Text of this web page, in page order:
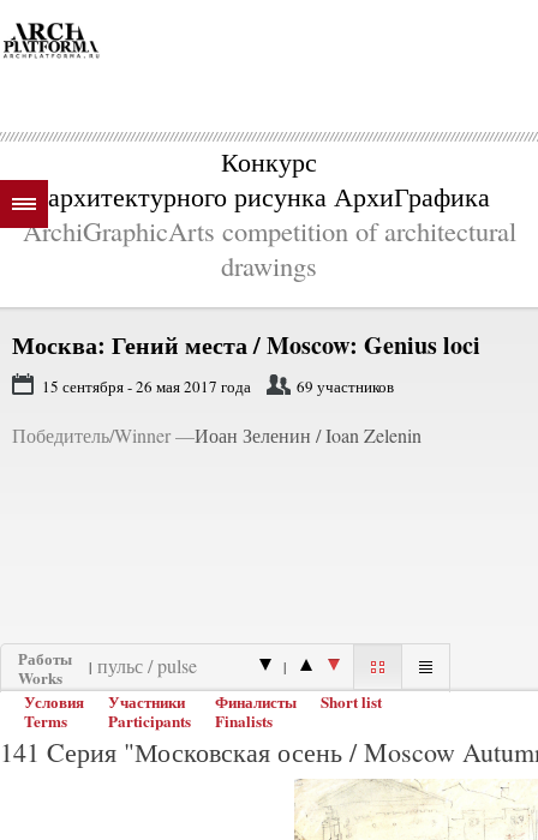
Конкурс
архитектурного рисунка АрхиГрафика
ArchiGraphicArts competition of architectural
drawings
Москва: Гений места / Moscow: Genius loci
15 сентября - 26 мая 2017 года 69 участников
Победитель/Winner —Иоан Зеленин / Ioan Zelenin
Работы
Works
| |
Условия
Terms
Участники
Participants
Финалисты
Finalists
Short list
141 Cерия "Московская осень / Moscow